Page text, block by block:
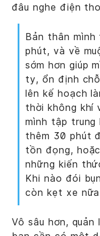
đâu nghe điện
Bản thân
phút, và về
sớm hơn giúp
ty, ổn định
lên kế hoạch
thời không khí
mình tập trung
thêm 30 phút
tồn đọng,
những kiến
Khi nào đói
còn kẹt xe
Vô sâu hơn,